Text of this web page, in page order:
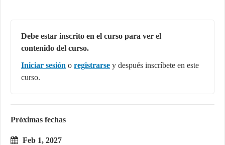
Debe estar inscrito en el curso para ver el
contenido del curso.
Iniciar sesión o registrarse y después inscríbete en este
curso.
Próximas fechas
Feb 1, 2027